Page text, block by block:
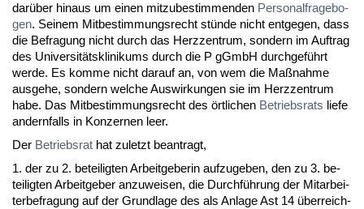
darüber hin­aus um ei­nen mit­zu­be­stim­men­den Per­so­nal­fra­ge­bo­
gen. Sei­nem Mit­be­stim­mungs­recht stünde nicht ent­ge­gen, dass
die Be­fra­gung nicht durch das Herz­zen­trum, son­dern im Auf­trag
des Uni­ver­sitätskli­ni­kums durch die P gGmbH durch­geführt
wer­de. Es kom­me nicht dar­auf an, von wem die Maßnah­me
aus­ge­he, son­dern wel­che Aus­wir­kun­gen sie im Herz­zen­trum
ha­be. Das Mit­be­stim­mungs­recht des ört­li­chen Be­triebs­rats lie­fe
an­dern­falls in Kon­zer­nen leer.
Der Be­triebs­rat hat zu­letzt be­an­tragt,
1. der zu 2. be­tei­lig­ten Ar­beit­ge­be­rin auf­zu­ge­ben, den zu 3. be­
tei­lig­ten Ar­beit­ge­ber an­zu­wei­sen, die Durchführung der Mit­ar­bei­
ter­be­fra­gung auf der Grund­la­ge des als An­la­ge Ast 14 über­reich­